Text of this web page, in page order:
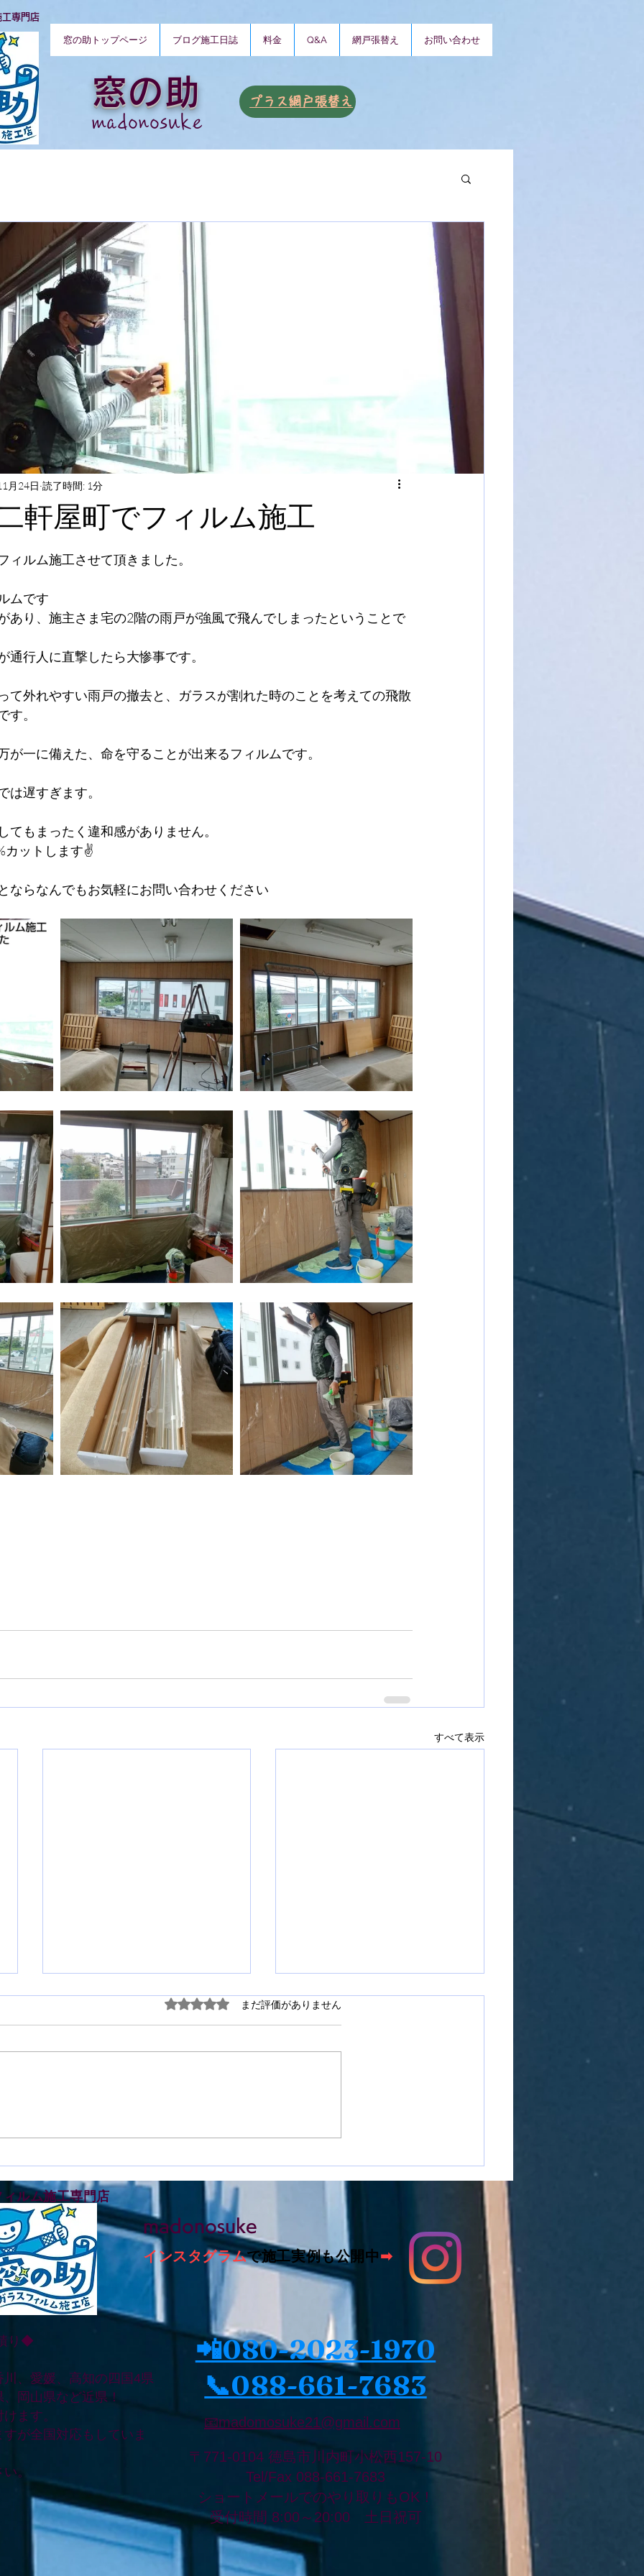
工専門店
窓の助トップページ ブログ施工日誌 料金 Q&A 網戸張替え お問い合わせ
窓の助
​madonosuke
​プラス網戸張替え
軒屋町でフィルム施工
月24日 読了時間: 1分
ィルム施工させて頂きました。
ムです
あり、施主さま宅の2階の雨戸が強風で飛んでしまったということで
通行人に直撃したら大惨事です。
て外れやすい雨戸の撤去と、ガラスが割れた時のことを考えての飛散
す。
が一に備えた、命を守ることが出来るフィルムです。
は遅すぎます。
てもまったく違和感がありません。
カットします✌
ならなんでもお気軽にお問い合わせください
すべて表示
5つ星のうち0と評価されています。
まだ評価がありません
ルム施工専門店
madonosuke
インスタグラムで施工実例も公開中➡
り◆
、愛媛、高知の四国4県
岡山県など近県！
ます。
が全国対応もしていま
。
📲080-2023-1970
📞088-661-7683
📧madomosuke21@gmail.com
〒771-0104 徳島市川内町小松西157-10
Tel/Fax 088-661-7683
ショートメールでのやり取りもOK！
受付時間 8:00～20:00 土日祝可